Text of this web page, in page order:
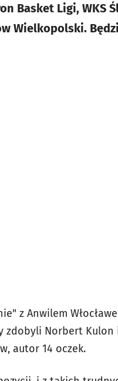
Basket Ligi, WKS
Wielkopolski.
z Anwilem
zdobyli Norbert Kulon
autor 14 oczek.